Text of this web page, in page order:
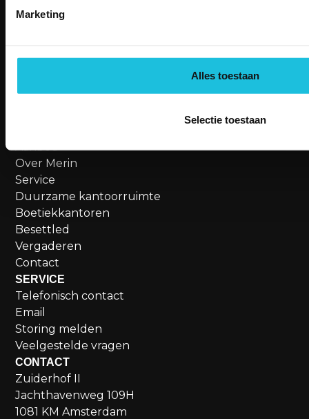
Marketing
Alles toestaan
Selectie toestaan
Den Haag
Over Merin
Service
Duurzame kantoorruimte
Boetiekkantoren
Besettled
Vergaderen
Contact
SERVICE
Telefonisch contact
Email
Storing melden
Veelgestelde vragen
CONTACT
Zuiderhof II
Jachthavenweg 109H
1081 KM Amsterdam